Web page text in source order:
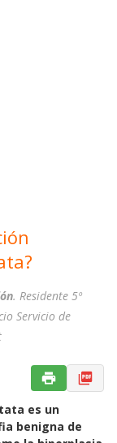
. Residente 5º
Servicio de
es un
benigna de